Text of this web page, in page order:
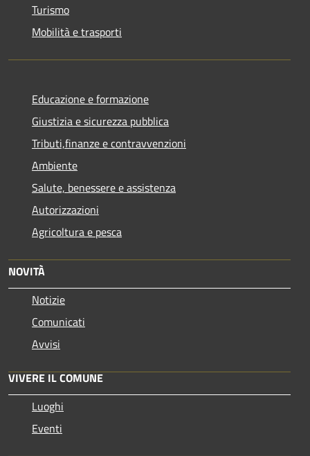
Turismo
Mobilità e trasporti
Educazione e formazione
Giustizia e sicurezza pubblica
Tributi,finanze e contravvenzioni
Ambiente
Salute, benessere e assistenza
Autorizzazioni
Agricoltura e pesca
NOVITÀ
Notizie
Comunicati
Avvisi
VIVERE IL COMUNE
Luoghi
Eventi